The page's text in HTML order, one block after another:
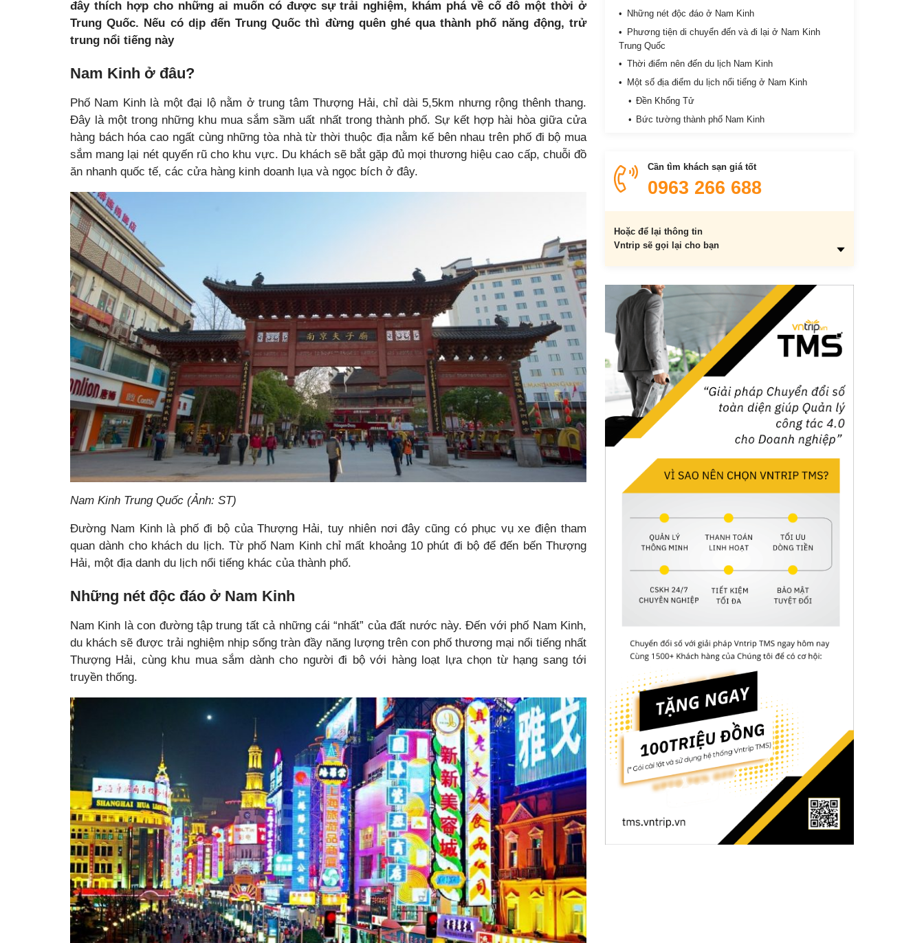
đây thích hợp cho những ai muốn có được sự trải nghiệm, khám phá về cố đô một thời ở
Trung Quốc. Nếu có dịp đến Trung Quốc thì đừng quên ghé qua thành phố năng động, trử
trung nổi tiếng này
Nam Kinh ở đâu?
Phố Nam Kinh là một đại lộ nằm ở trung tâm Thượng Hải, chỉ dài 5,5km nhưng rộng thênh thang.
Đây là một trong những khu mua sắm sầm uất nhất trong thành phố. Sự kết hợp hài hòa giữa cửa
hàng bách hóa cao ngất cùng những tòa nhà từ thời thuộc địa nằm kế bên nhau trên phố đi bộ mua
sắm mang lại nét quyến rũ cho khu vực. Du khách sẽ bắt gặp đủ mọi thương hiệu cao cấp, chuỗi đồ
ăn nhanh quốc tế, các cửa hàng kinh doanh lụa và ngọc bích ở đây.
Nam Kinh Trung Quốc (Ảnh: ST)
Đường Nam Kinh là phố đi bộ của Thượng Hải, tuy nhiên nơi đây cũng có phục vụ xe điện tham
quan dành cho khách du lịch. Từ phố Nam Kinh chỉ mất khoảng 10 phút đi bộ để đến bến Thượng
Hải, một địa danh du lịch nổi tiếng khác của thành phố.
Những nét độc đáo ở Nam Kinh
Nam Kinh là con đường tập trung tất cả những cái “nhất” của đất nước này. Đến với phố Nam Kinh,
du khách sẽ được trải nghiệm nhịp sống tràn đầy năng lượng trên con phố thương mại nổi tiếng nhất
Thượng Hải, cùng khu mua sắm dành cho người đi bộ với hàng loạt lựa chọn từ hạng sang tới
truyền thống.
Những nét độc đáo ở Nam Kinh
Phương tiện di chuyển đến và đi lại ở Nam Kinh
Trung Quốc
Thời điểm nên đến du lịch Nam Kinh
Một số địa điểm du lịch nổi tiếng ở Nam Kinh
Đền Khổng Tử
Bức tường thành phố Nam Kinh
Ẩm thực phong phú ở Nam Kinh
Xíu mại trứng
Taobao
Bánh bao bò chiên
Vịt quay Jinling
Cần tìm khách sạn giá tốt
0963 266 688
Hoặc để lại thông tin
Vntrip sẽ gọi lại cho bạn